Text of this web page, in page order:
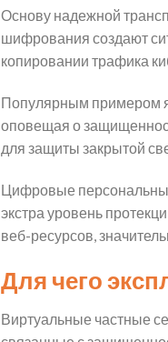
Основу надежной
шифрования создают
копировании трафика
Популярным примером
оповещая о
для защиты закрытой
Цифровые
экстра уровень
веб-ресурсов,
Для чего
Виртуальные частные